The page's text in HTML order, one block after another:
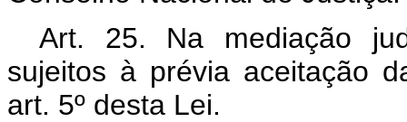
Art. 25. Na mediação
sujeitos à prévia aceitação
art. 5º desta Lei.